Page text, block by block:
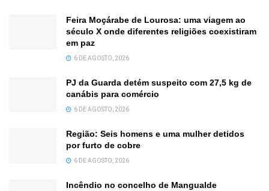
Feira Moçárabe de Lourosa: uma viagem ao
século X onde diferentes religiões coexistiram
em paz
6 DE AGOSTO, 2026
PJ da Guarda detém suspeito com 27,5 kg de
canábis para comércio
6 DE AGOSTO, 2026
Região: Seis homens e uma mulher detidos
por furto de cobre
6 DE AGOSTO, 2026
Incêndio no concelho de Mangualde